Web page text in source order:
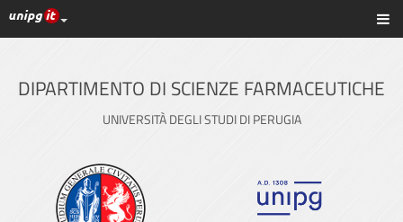
Vai
al
principale
Link ai principali servizi web di Ateneo
DIPARTIMENTO DI SCIENZE FARMACEUTICHE
UNIVERSITÀ DEGLI STUDI DI PERUGIA